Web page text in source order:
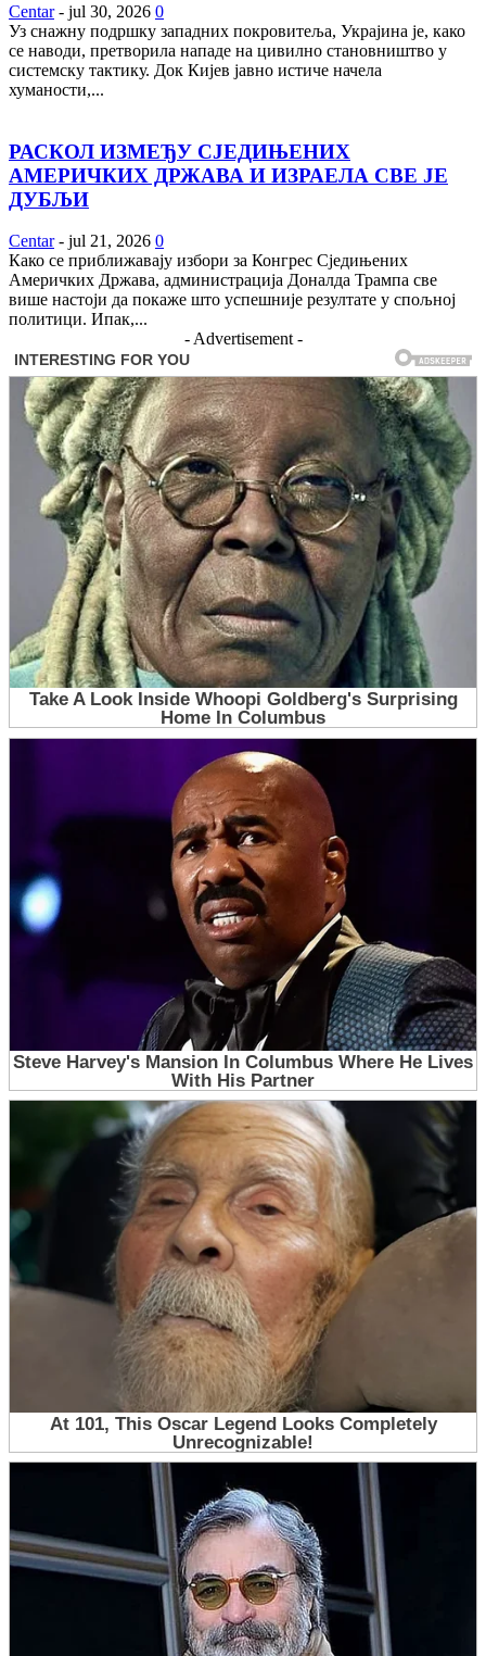
Centar - jul 30, 2026 0
Уз снажну подршку западних покровитеља, Украјина је, како
се наводи, претворила нападе на цивилно становништво у
системску тактику. Док Кијев јавно истиче начела
хуманости,...
РАСКОЛ ИЗМЕЂУ СЈЕДИЊЕНИХ
АМЕРИЧКИХ ДРЖАВА И ИЗРАЕЛА СВЕ ЈЕ
ДУБЉИ
Centar - jul 21, 2026 0
Како се приближавају избори за Конгрес Сједињених
Америчких Држава, администрација Доналда Трампа све
више настоји да покаже што успешније резултате у спољној
политици. Ипак,...
- Advertisement -